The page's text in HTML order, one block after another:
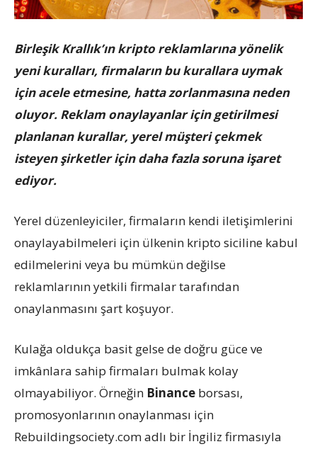
Birleşik Krallık’ın kripto reklamlarına yönelik
yeni kuralları, firmaların bu kurallara uymak
için acele etmesine, hatta zorlanmasına neden
oluyor. Reklam onaylayanlar için getirilmesi
planlanan kurallar, yerel müşteri çekmek
isteyen şirketler için daha fazla soruna işaret
ediyor.
Yerel düzenleyiciler, firmaların kendi iletişimlerini
onaylayabilmeleri için ülkenin kripto siciline kabul
edilmelerini veya bu mümkün değilse
reklamlarının yetkili firmalar tarafından
onaylanmasını şart koşuyor.
Kulağa oldukça basit gelse de doğru güce ve
imkânlara sahip firmaları bulmak kolay
olmayabiliyor. Örneğin Binance borsası,
promosyonlarının onaylanması için
Rebuildingsociety.com adlı bir İngiliz firmasıyla